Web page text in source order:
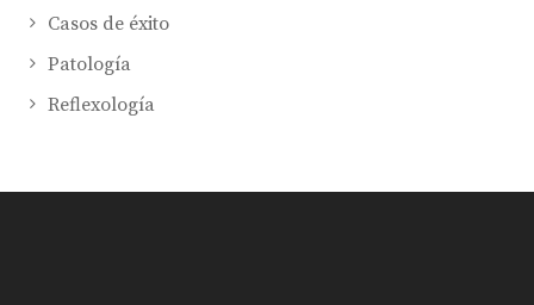
Casos de éxito
Patología
Reflexología